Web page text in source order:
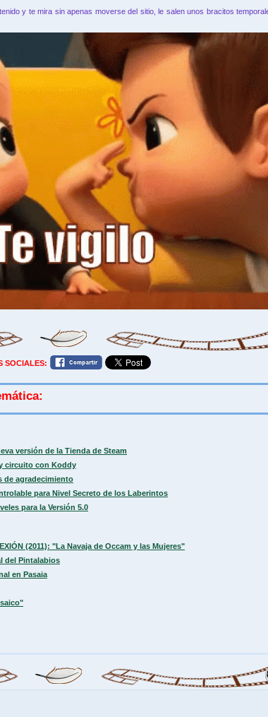
y te mira sin apenas moverse del sitio, le salen unos bracitos
SOCIALES:
versión de la Tienda de Steam
circuito con Koddy
de agradecimiento
para Nivel Secreto de los Laberintos
para la Versión 5.0
(2011): "La Navaja de Occam y las Mujeres"
del Pintalabios
en Pasaia